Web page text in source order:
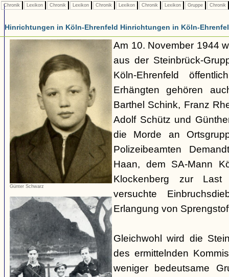
Chronik Lexikon Chronik Lexikon Chronik Lexikon Chronik Lexikon Gruppe Chronik
Hinrichtungen in Köln-Ehrenfeld Hinrichtungen in Köln-
Günter Schwarz
Am 10. November 1944
aus der Steinbrück-
Köln-Ehrenfeld
Erhängten gehören
Barthel Schink, Franz
Adolf Schütz und
die Morde an
Polizeibeamten
Haan, dem SA-Mann
Klockenberg zur
versuchte
Erlangung von
Gleichwohl wird die
des ermittelnden
weniger bedeutsame